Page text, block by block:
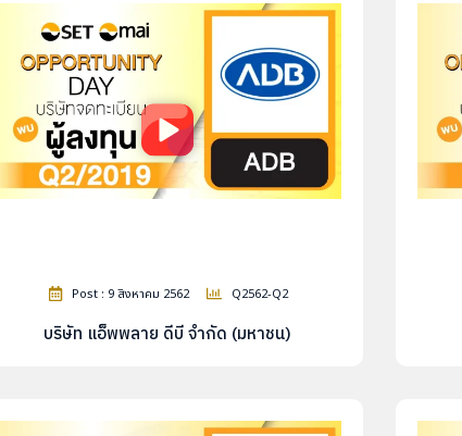
Post : 9 สิงหาคม 2562 Q2562-Q2
บริษัท แอ็พพลาย ดีบี จำกัด (มหาชน)